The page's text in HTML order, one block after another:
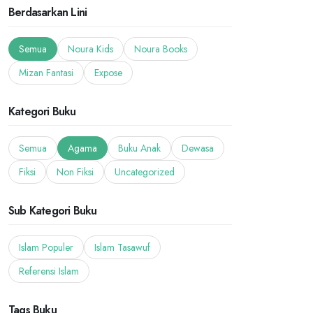
Berdasarkan Lini
Semua Noura Kids
Noura Books
Mizan Fantasi
Expose
Kategori Buku
Semua Agama Buku Anak
Dewasa
Fiksi
Non Fiksi Uncategorized
Sub Kategori Buku
Islam Populer
Islam Tasawuf
Referensi Islam